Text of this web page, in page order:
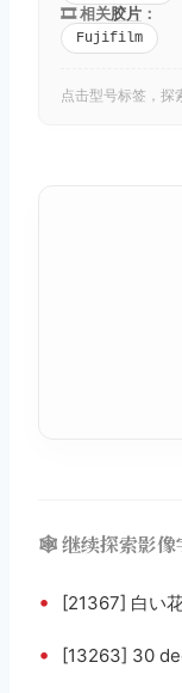
🎞️ 相关胶片 ：
Fujifilm
点击型号标签，探
🕸️ 继续探索影像
• [21367] 白い
• [13263] 30